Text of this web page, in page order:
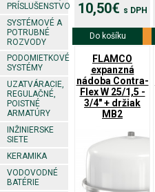
PRÍSLUŠENSTVO
SYSTÉMOVÉ A
POTRUBNÉ
ROZVODY
PODOMIETKOVÉ
SYSTÉMY
UZATVÁRACIE,
REGULAČNÉ,
POISTNÉ
ARMATÚRY
INŽINIERSKE
SIETE
KERAMIKA
VODOVODNÉ
BATÉRIE
10,50€ s DPH
Viac info
Do košíku
FLAMCO
expanzná
nádoba Contra-
Flex W 25/1,5 -
3/4" + držiak
MB2